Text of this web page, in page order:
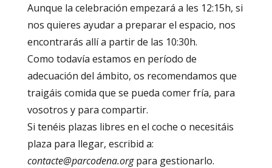
Aunque la celebración empezará a les 12:15h, si
nos quieres ayudar a preparar el espacio, nos
encontrarás allí a partir de las 10:30h.
Como todavía estamos en período de
adecuación del ámbito, os recomendamos que
traigáis comida que se pueda comer fría, para
vosotros y para compartir.
Si tenéis plazas libres en el coche o necesitáis
plaza para llegar, escribid a:
contacte@parcodena.orgpara gestionarlo.